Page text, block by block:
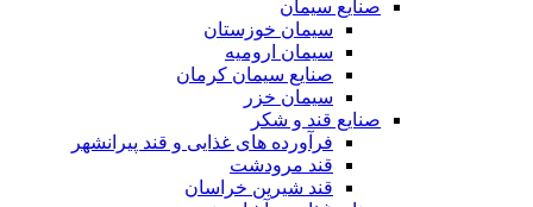
صنایع سیمان
سیمان خوزستان
سیمان ارومیه
صنایع سیمان کرمان
سیمان خزر
صنایع قند و شکر
فرآورده های غذایی و قند پیرانشهر
قند مرودشت
قند شیرین خراسان